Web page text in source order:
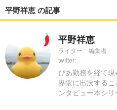
平野祥恵 の記事
平野祥恵
ライター、編集者
twitter:
ぴあ勤務を経て
界隈に出没する
ンタビュー本シリ